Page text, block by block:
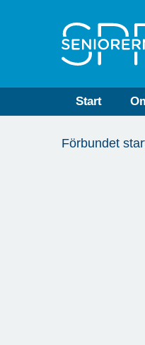
Start
är
Förbundet